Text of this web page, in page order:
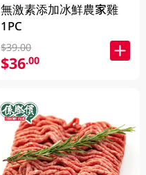
無激素添加冰鮮農家雞
1PC
$39.00
$36.00